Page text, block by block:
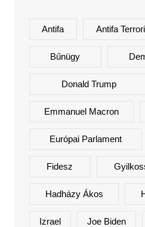
Antifa Antifa
Bűnügy
Donald Trump
Emmanuel Macron
Európai Parlament
Fidesz
Hadházy Ákos
Izrael Joe Biden